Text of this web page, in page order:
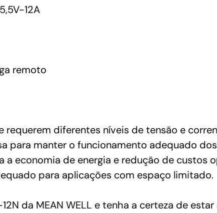
12A
remoto
requerem diferentes níveis de tensão e
para manter o funcionamento adequado
a economia de energia e redução de custos
para aplicações com espaço limitado.
da MEAN WELL e tenha a certeza de